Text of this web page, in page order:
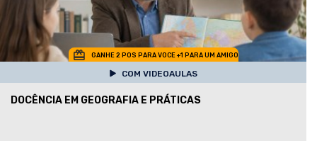
GANHE 2 POS PARA VOCE +1 PARA UM AMIGO
COM VIDEOAULAS
DOCÊNCIA EM GEOGRAFIA E PRÁTICAS